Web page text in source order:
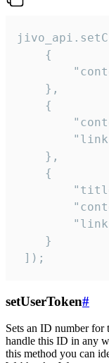
    {
    },
    {
    },
    {
    }
]);
setUserToken#
Sets an ID number for
handle this ID in any
this method you can